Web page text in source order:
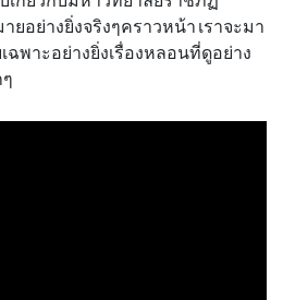
อย่างยิ่งจริงๆคราวหน้า เราจะมา
ฉพาะอย่างยิ่งเรื่องหลอนที่ดูอย่าง